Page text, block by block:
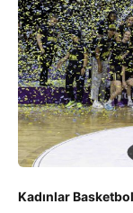
Kadınlar